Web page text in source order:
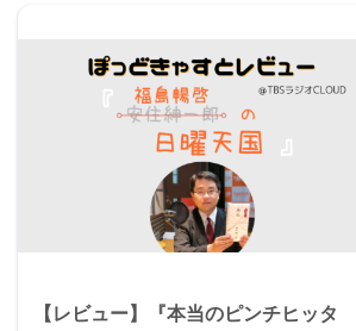
【レビュー】『本当のピンチヒッタ